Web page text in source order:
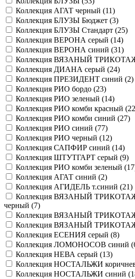
Коллекция АГАТ черный (11)
Коллекция БЛУЗЫ Бюджет (3)
Коллекция БЛУЗЫ Стандарт (25)
Коллекция ВЕРОНА серый (14)
Коллекция ВЕРОНА синий (31)
Коллекция ВЯЗАНЫЙ
Коллекция ДИАНА серый (24)
Коллекция ПРЕЗИДЕНТ синий (2)
Коллекция РИО бордо (23)
Коллекция РИО зеленый (14)
Коллекция РИО комби красный (22
Коллекция РИО комби синий (27)
Коллекция РИО синий (77)
Коллекция РИО черный (12)
Коллекция САПФИР синий (14)
Коллекция ШТУТГАРТ серый (9)
Коллекция РИО комби зеленый (17
Коллекция АГАТ синий (2)
Коллекция АГИДЕЛЬ т.синий (21)
Коллекция ВЯЗАНЫЙ ТРИКОТАЖ
черный (7)
Коллекция ВЯЗАНЫЙ
Коллекция ВЯЗАНЫЙ
Коллекция ЕСЕНИЯ серый (8)
Коллекция ЛОМОНОСОВ синий (
Коллекция НЕВА серый (13)
Коллекция НОСТАЛЬЖИ
Коллекция НОСТАЛЬЖИ синий (